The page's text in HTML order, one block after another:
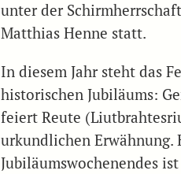
unter der
Matthias Henne statt.
In diesem Jahr steht das
historischen Jubiläums:
feiert Reute
urkundlichen Erwähnung.
Jubiläumswochenendes